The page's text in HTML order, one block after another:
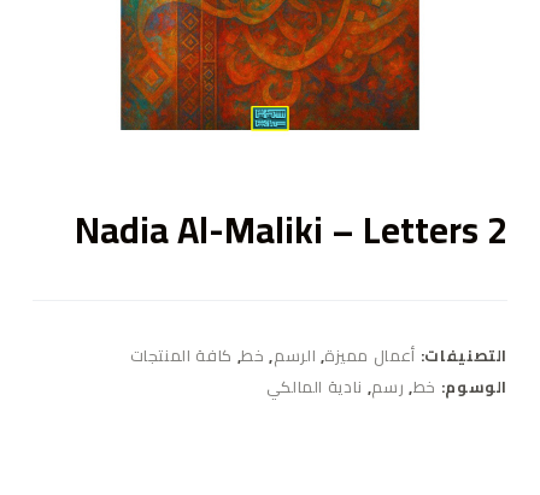
Nadia Al-Maliki – Letters 2
التصنيفات: أعمال مميزة, الرسم, خط, كافة المنتجات
الوسوم: خط, رسم, نادية المالكي